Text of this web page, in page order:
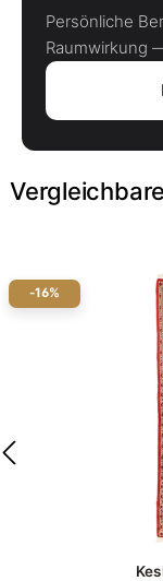
Persönliche
Raumwirkung
-16%